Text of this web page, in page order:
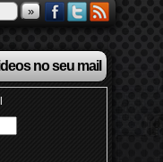
»
no seu mail